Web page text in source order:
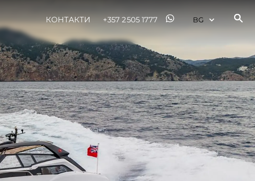
КОНТАКТИ +357 2505 1777
Компанията
Употребявани Яхти
Чартър
Новини
Събития
Иновация
Компанията